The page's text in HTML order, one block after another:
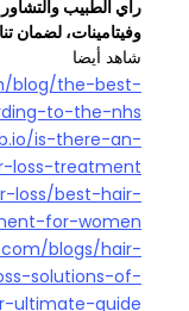
رأي الطبيب
وفيتامينات، لضمان
شاهد أيضا
blog/the-best-
to-the-nhs/
is-there-an-
loss-treatment/
loss/best-hair-
for-women/
blogs/hair-
solutions-of-
ultimate-guide